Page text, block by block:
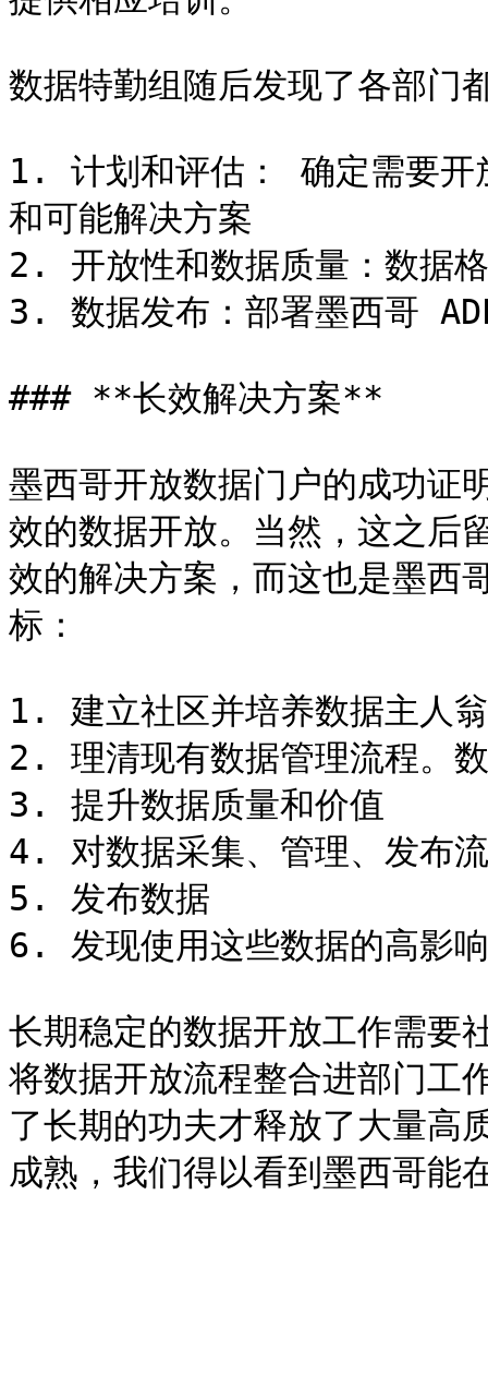
数据特勤组随后发现了各部门
1. 计划和评估： 确定需要开
和可能解决方案
2. 开放性和数据质量：数据
3. 数据发布：部署墨西哥
### **长效解决方案**
墨西哥开放数据门户的成功证
效的数据开放。当然，这之后
效的解决方案，而这也是墨西
标：
1. 建立社区并培养数据主人
2. 理清现有数据管理流程。
3. 提升数据质量和价值
4. 对数据采集、管理、发布
5. 发布数据
6. 发现使用这些数据的高影
长期稳定的数据开放工作需要
将数据开放流程整合进部门工
了长期的功夫才释放了大量高